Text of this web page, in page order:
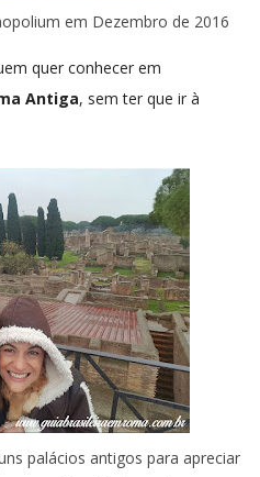
em Dezembro de 2016
quer conhecer em
Antiga, sem ter que ir à
palácios antigos para apreciar